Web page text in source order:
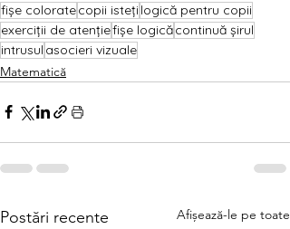
fișe coloratecopii isteți logică pentru copii
exerciții de atențiefișe logicăcontinuă șirul
intrusul asocieri vizuale
Matematică
Postări recente Afișează-le pe toate